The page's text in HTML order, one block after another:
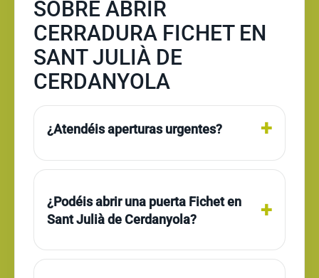
SOBRE ABRIR
CERRADURA FICHET EN
SANT JULIÀ DE
CERDANYOLA
¿Atendéis aperturas urgentes?
¿Podéis abrir una puerta Fichet en
Sant Julià de Cerdanyola?